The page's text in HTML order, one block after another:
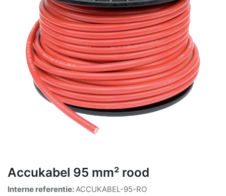
Accukabel 95 mm² rood
Interne referentie: ACCUKABEL-95-RO